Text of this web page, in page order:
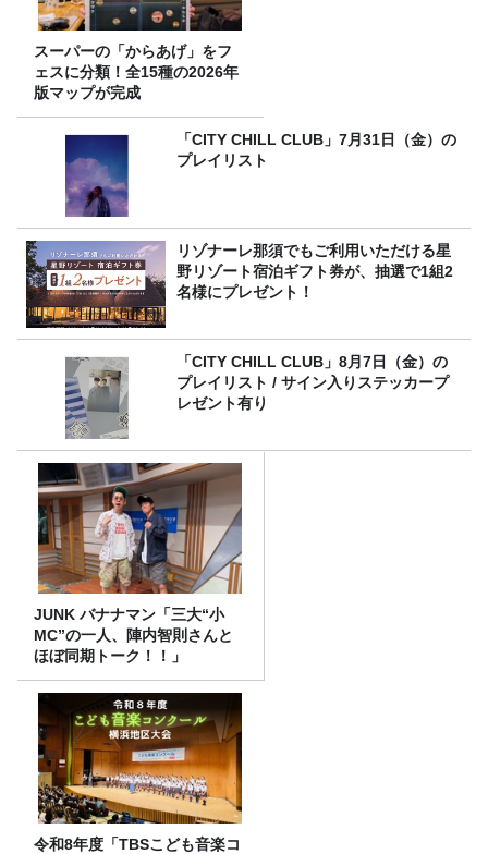
スーパーの「からあげ」をフ
ェスに分類！全15種の2026年
版マップが完成
「CITY CHILL CLUB」7月31日（金）の
プレイリスト
リゾナーレ那須でもご利用いただける星
野リゾート宿泊ギフト券が、抽選で1組2
名様にプレゼント！
「CITY CHILL CLUB」8月7日（金）の
プレイリスト / サイン入りステッカープ
レゼント有り
JUNK バナナマン「三大“小
MC”の一人、陣内智則さんと
ほぼ同期トーク！！」
令和8年度「TBSこども音楽コ